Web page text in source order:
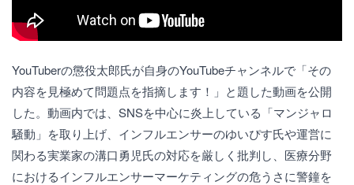
YouTuberの懲役太郎氏が自身のYouTubeチャンネルで「その
内容を見極めて問題点を指摘します！」と題した動画を公開
した。動画内では、SNSを中心に炎上している「マンジャロ
騒動」を取り上げ、インフルエンサーのゆいぴす氏や運営に
関わる実業家の溝口勇児氏の対応を厳しく批判し、医療分野
におけるインフルエンサーマーケティングの危うさに警鐘を